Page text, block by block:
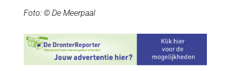
Foto: © De Meerpaal